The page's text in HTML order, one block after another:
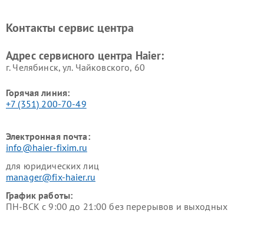
Ремонт роботов-пылесосов
Ремонт посудомоечных
Контакты сервис центра
Адрес сервисного центра Haier:
г. Челябинск, ул. Чайковского, 60
Горячая линия:
+7 (351) 200-70-49
Электронная почта:
info@haier-fixim.ru
для юридических лиц
manager@fix-haier.ru
График работы:
ПН-ВСК с 9:00 до 21:00 без перерывов и выходных